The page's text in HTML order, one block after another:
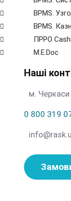
BPМS.
BPМS.
ПРРО
M.E.Doc
Наші
м. Черкаси
0 800 319